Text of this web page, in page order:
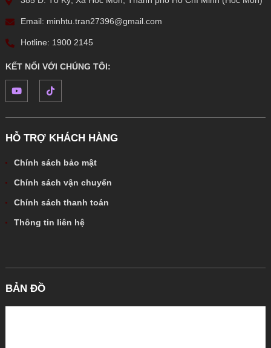
Email: minhtu.tran27396@gmail.com
Hotline: 1900 2145
KẾT NỐI VỚI CHÚNG TÔI:
HỖ TRỢ KHÁCH HÀNG
Chính sách bảo mật
Chính sách vận chuyển
Chính sách thanh toán
Thông tin liên hệ
BẢN ĐỒ